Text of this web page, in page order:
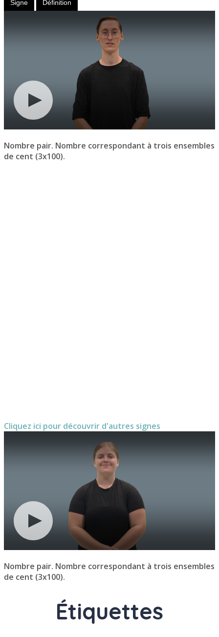
Signe Définition
Nombre pair. Nombre correspondant à trois ensembles
de cent (3x100).
Cliquez ici pour découvrir d'autres signes
Nombre pair. Nombre correspondant à trois ensembles
de cent (3x100).
Étiquettes